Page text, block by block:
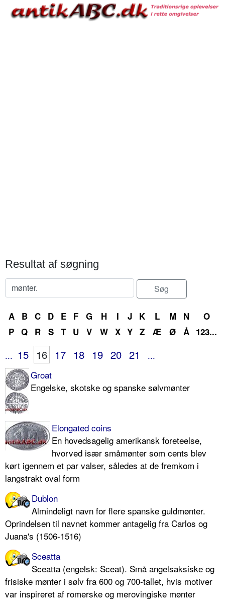
Resultat af søgning
A B C D E F G H I J K L M N
O
P Q R S T U V W X Y Z Æ Ø Å 123...
... 15 16 17 18 19 20 21
...
Groat
Engelske, skotske og spanske sølvmønter
Elongated coins
En hovedsagelig amerikansk foreteelse,
hvorved især småmønter som cents blev
kørt igennem et par valser, således at de fremkom i
langstrakt oval form
Dublon
Almindeligt navn for flere spanske guldmønter.
Oprindelsen til navnet kommer antagelig fra Carlos og
Juana's (1506-1516)
Sceatta
Sceatta (engelsk: Sceat). Små angelsaksiske og
frisiske mønter i sølv fra 600 og 700-tallet, hvis motiver
var inspireret af romerske og merovingiske mønter